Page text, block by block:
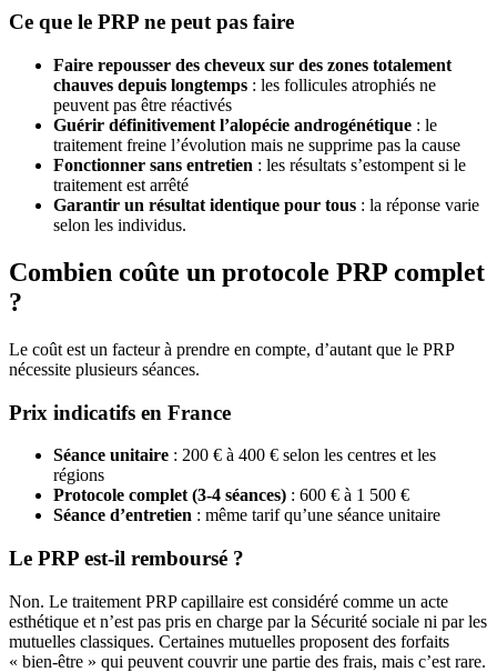
Ce que le PRP ne peut pas faire
Faire repousser des cheveux sur des zones totalement
chauves depuis longtemps : les follicules atrophiés ne
peuvent pas être réactivés
Guérir définitivement l’alopécie androgénétique : le
traitement freine l’évolution mais ne supprime pas la cause
Fonctionner sans entretien : les résultats s’estompent si le
traitement est arrêté
Garantir un résultat identique pour tous : la réponse varie
selon les individus.
Combien coûte un protocole PRP complet
?
Le coût est un facteur à prendre en compte, d’autant que le PRP
nécessite plusieurs séances.
Prix indicatifs en France
Séance unitaire : 200 € à 400 € selon les centres et les
régions
Protocole complet (3-4 séances) : 600 € à 1 500 €
Séance d’entretien : même tarif qu’une séance unitaire
Le PRP est-il remboursé ?
Non. Le traitement PRP capillaire est considéré comme un acte
esthétique et n’est pas pris en charge par la Sécurité sociale ni par les
mutuelles classiques. Certaines mutuelles proposent des forfaits
« bien-être » qui peuvent couvrir une partie des frais, mais c’est rare.